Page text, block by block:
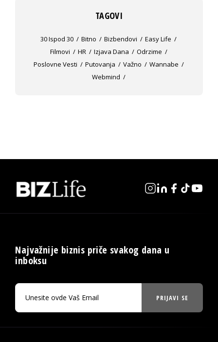
TAGOVI
30 Ispod 30 Bitno Bizbendovi
Easy Life
Filmovi
HR Izjava Dana
Odrzime
Poslovne Vesti
Putovanja Važno
Wannabe
Webmind
Najvažnije biznis priče svakog dana u
inboksu
PRIJAVI SE